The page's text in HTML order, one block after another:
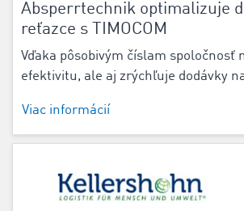
Absperrtechnik optimalizuje
reťazce s TIMOCOM
Vďaka pôsobivým číslam spoločnosť
efektivitu, ale aj zrýchľuje dodávky
Viac informácií